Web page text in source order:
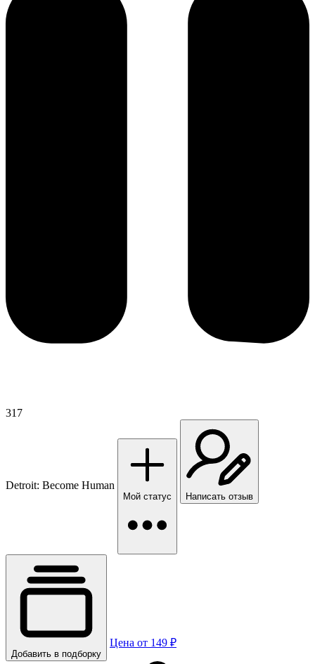
317
Detroit: Become Human
Мой статус Написать отзыв
Добавить в подборку
Цена от 149 ₽